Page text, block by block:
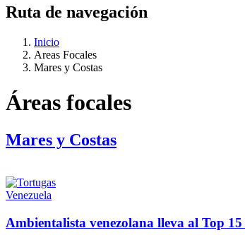
Ruta de navegación
Inicio
Areas Focales
Mares y Costas
Áreas focales
Mares y Costas
Venezuela
Ambientalista venezolana lleva al Top